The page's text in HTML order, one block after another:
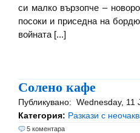
си малко вързопче –
посоки и приседна на
войната [...]
Солено кафе
Публикувано: Wednesday,
Категория: Разкази с
5 коментара